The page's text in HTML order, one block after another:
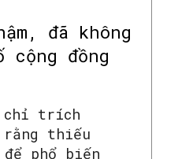
đã không
cộng đồng
chỉ trích
rằng thiếu
để phổ biến